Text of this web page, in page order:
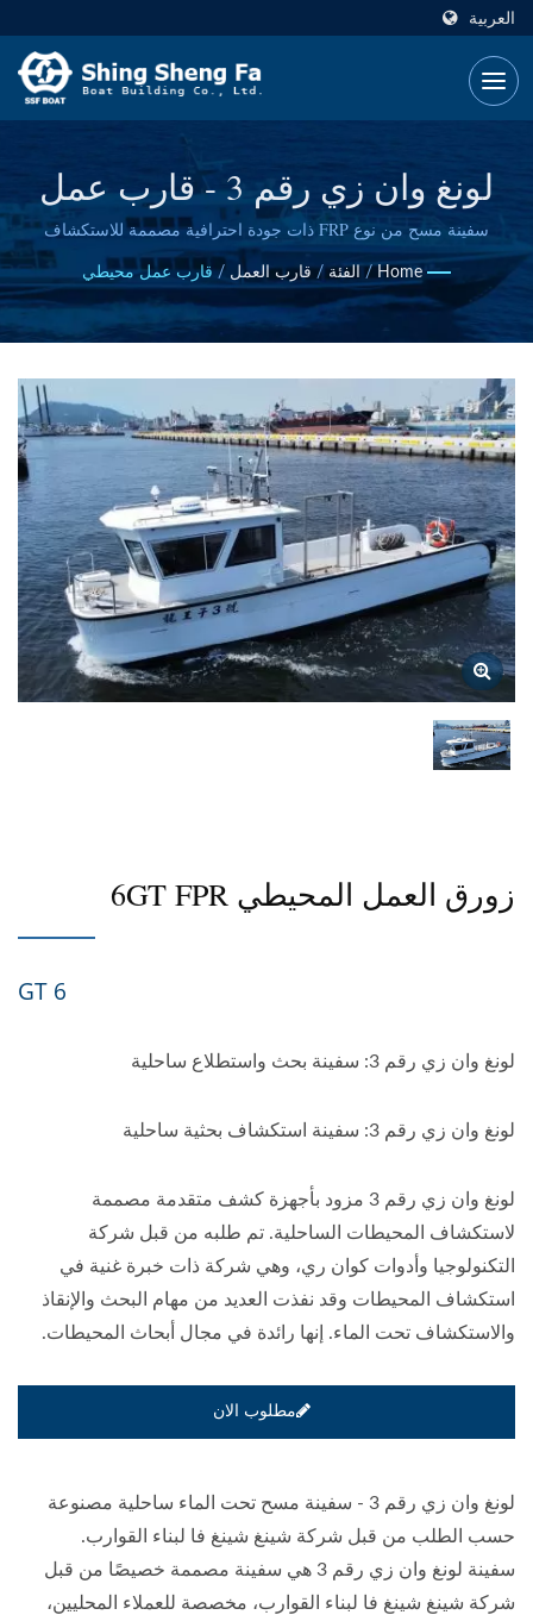
العربية
لونغ وان زي رقم 3 - قارب عمل
محيطي ساحلي مخصص من SSF
سفينة مسح من نوع FRP ذات جودة احترافية مصممة للاستكشاف
الساحلي، والبحث تحت الماء، والمهام الهيدروغرافية الدقيقة في
البحيرات، والخزانات، والمياه الساحلية.
Home
/ الفئة / قارب العمل / قارب عمل محيطي
زورق العمل المحيطي 6GT FPR
6 GT
لونغ وان زي رقم 3: سفينة بحث واستطلاع ساحلية
لونغ وان زي رقم 3: سفينة استكشاف بحثية ساحلية
لونغ وان زي رقم 3 مزود بأجهزة كشف متقدمة مصممة
لاستكشاف المحيطات الساحلية. تم طلبه من قبل شركة
التكنولوجيا وأدوات كوان ري، وهي شركة ذات خبرة غنية في
استكشاف المحيطات وقد نفذت العديد من مهام البحث والإنقاذ
والاستكشاف تحت الماء. إنها رائدة في مجال أبحاث المحيطات.
مطلوب الان
لونغ وان زي رقم 3 - سفينة مسح تحت الماء ساحلية مصنوعة
حسب الطلب من قبل شركة شينغ شينغ فا لبناء القوارب.
سفينة لونغ وان زي رقم 3 هي سفينة مصممة خصيصًا من قبل
شركة شينغ شينغ فا لبناء القوارب، مخصصة للعملاء المحليين،